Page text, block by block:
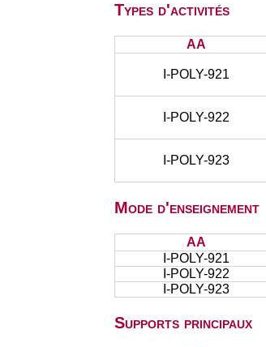
Types d'activités
AA
I-POLY-921
I-POLY-922
I-POLY-923
Mode d'enseignement
AA
I-POLY-921
I-POLY-922
I-POLY-923
Supports principaux